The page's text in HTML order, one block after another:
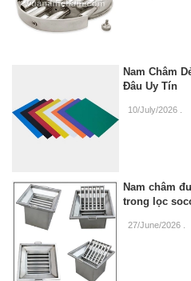
Nam Châm
Đâu Uy Tín
10/July/2026
Nam châm
trong lọc
27/June/2026